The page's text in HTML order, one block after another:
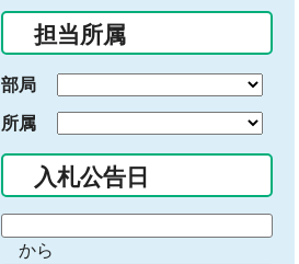
入
担当所属
部局
所属
入札公告日
間から